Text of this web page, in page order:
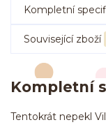
Kompletní
Související zboží
Kompletní
Tentokrát nepekl